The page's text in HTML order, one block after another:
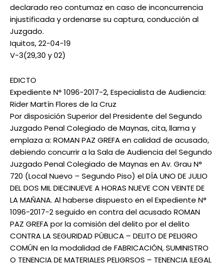
declarado reo contumaz en caso de inconcurrencia
injustificada y ordenarse su captura, conducción al
Juzgado.
Iquitos, 22-04-19
V-3(29,30 y 02)
EDICTO
Expediente N° 1096-2017-2, Especialista de Audiencia:
Rider Martín Flores de la Cruz
Por disposición Superior del Presidente del Segundo
Juzgado Penal Colegiado de Maynas, cita, llama y
emplaza a: ROMAN PAZ GREFA en calidad de acusado,
debiendo concurrir a la Sala de Audiencia del Segundo
Juzgado Penal Colegiado de Maynas en Av. Grau N°
720 (Local Nuevo – Segundo Piso) el DÍA UNO DE JULIO
DEL DOS MIL DIECINUEVE A HORAS NUEVE CON VEINTE DE
LA MAÑANA. Al haberse dispuesto en el Expediente N°
1096-2017-2 seguido en contra del acusado ROMAN
PAZ GREFA por la comisión del delito por el delito
CONTRA LA SEGURIDAD PÚBLICA – DELITO DE PELIGRO
COMÚN en la modalidad de FABRICACIÓN, SUMINISTRO
O TENENCIA DE MATERIALES PELIGRSOS – TENENCIA ILEGAL